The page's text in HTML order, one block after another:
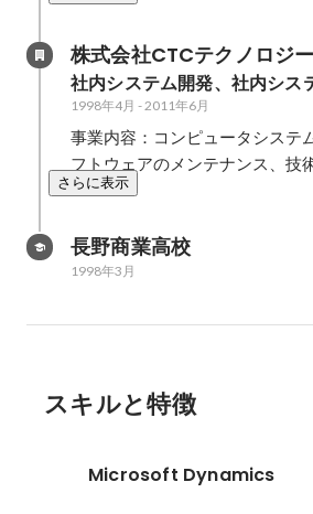
株式会社CTCテクノロジー
社内システム開発、社内シス
1998年4月 -2011年6月
事業内容：コンピュータシステ
フトウェアのメンテナンス、技
さらに表示
長野商業高校
1998年3月
スキルと特徴
Microsoft Dynamics